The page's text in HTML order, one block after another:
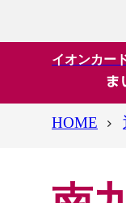
イオンカー
HOME